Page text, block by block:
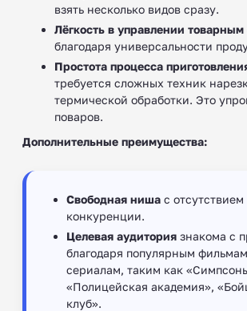
взять несколько видов сразу.
Лёгкость в управлении товарным
благодаря универсальности
Простота процесса
требуется сложных техник
термической обработки. Это
поваров.
Дополнительные преимущества:
Свободная ниша с отсутствием
конкуренции.
Целевая аудитория знакома с
благодаря популярным
сериалам, таким как
«Полицейская академия»,
клуб».